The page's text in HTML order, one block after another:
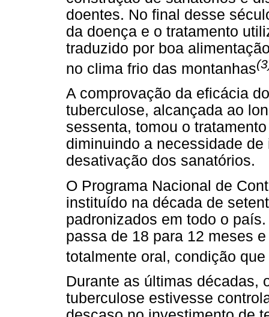
doentes. No final desse
da doença e o tratamento
traduzido por boa
no clima frio das montanhas
A comprovação da eficácia
tuberculose, alcançada ao
sessenta, tomou o
diminuindo a necessidade
desativação dos sanatórios.
O Programa Nacional de
instituído na década de
padronizados em todo o
passa de 18 para 12 meses
totalmente oral, condição
Durante as últimas décadas,
tuberculose estivesse